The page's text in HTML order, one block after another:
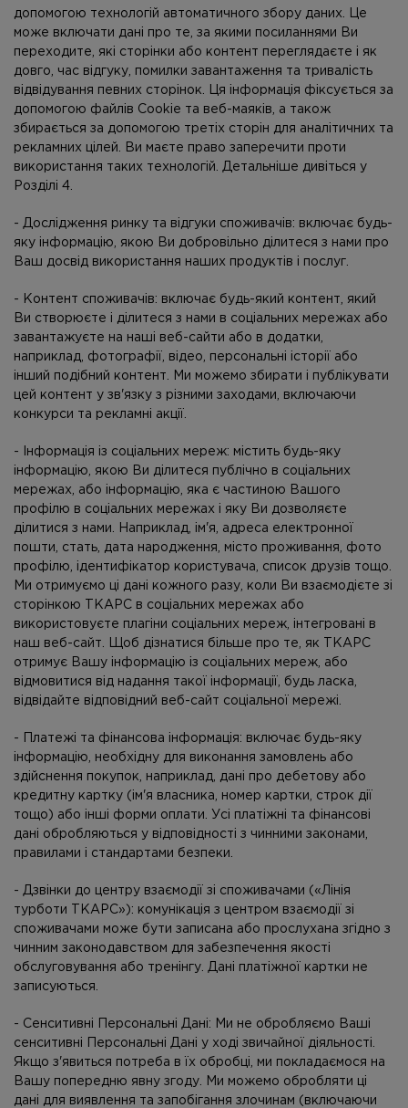
допомогою технологій автоматичного збору даних. Це
може включати дані про те, за якими посиланнями Ви
переходите, які сторінки або контент переглядаєте і як
довго, час відгуку, помилки завантаження та тривалість
відвідування певних сторінок. Ця інформація фіксується за
допомогою файлів Cookie та веб-маяків, а також
збирається за допомогою третіх сторін для аналітичних та
рекламних цілей. Ви маєте право заперечити проти
використання таких технологій. Детальніше дивіться у
Розділі 4.
- Дослідження ринку та відгуки споживачів: включає будь-
яку інформацію, якою Ви добровільно ділитеся з нами про
Ваш досвід використання наших продуктів і послуг.
- Контент споживачів: включає будь-який контент, який
Ви створюєте і ділитеся з нами в соціальних мережах або
завантажуєте на наші веб-сайти або в додатки,
наприклад, фотографії, відео, персональні історії або
інший подібний контент. Ми можемо збирати і публікувати
цей контент у зв'язку з різними заходами, включаючи
конкурси та рекламні акції.
- Інформація із соціальних мереж: містить будь-яку
інформацію, якою Ви ділитеся публічно в соціальних
мережах, або інформацію, яка є частиною Вашого
профілю в соціальних мережах і яку Ви дозволяєте
ділитися з нами. Наприклад, ім'я, адреса електронної
пошти, стать, дата народження, місто проживання, фото
профілю, ідентифікатор користувача, список друзів тощо.
Ми отримуємо ці дані кожного разу, коли Ви взаємодієте зі
сторінкою ТКАРС в соціальних мережах або
використовуєте плагіни соціальних мереж, інтегровані в
наш веб-сайт. Щоб дізнатися більше про те, як ТКАРС
отримує Вашу інформацію із соціальних мереж, або
відмовитися від надання такої інформації, будь ласка,
відвідайте відповідний веб-сайт соціальної мережі.
- Платежі та фінансова інформація: включає будь-яку
інформацію, необхідну для виконання замовлень або
здійснення покупок, наприклад, дані про дебетову або
кредитну картку (ім'я власника, номер картки, строк дії
тощо) або інші форми оплати. Усі платіжні та фінансові
дані обробляються у відповідності з чинними законами,
правилами і стандартами безпеки.
- Дзвінки до центру взаємодії зі споживачами («Лінія
турботи ТКАРС»): комунікація з центром взаємодії зі
споживачами може бути записана або прослухана згідно з
чинним законодавством для забезпечення якості
обслуговування або тренінгу. Дані платіжної картки не
записуються.
- Сенситивні Персональні Дані: Ми не обробляємо Ваші
сенситивні Персональні Дані у ході звичайної діяльності.
Якщо з'явиться потреба в їх обробці, ми покладаємося на
Вашу попередню явну згоду. Ми можемо обробляти ці
дані для виявлення та запобігання злочинам (включаючи